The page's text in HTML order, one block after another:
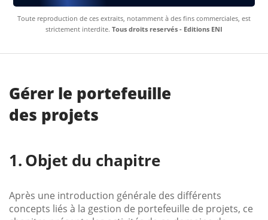
Toute reproduction de ces extraits, notamment à des fins commerciales, est
strictement interdite. Tous droits reservés - Editions ENI
Gérer le portefeuille
des projets
Objet du chapitre
Après une introduction générale des différents
concepts liés à la gestion de portefeuille de projets, ce